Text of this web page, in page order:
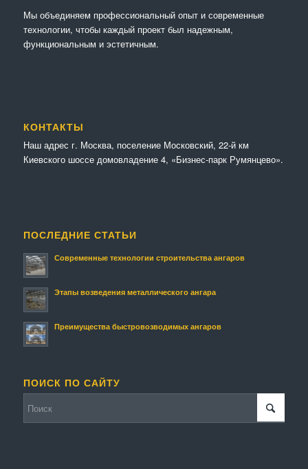
Мы объединяем профессиональный опыт и современные
технологии, чтобы каждый проект был надежным,
функциональным и эстетичным.
КОНТАКТЫ
Наш адрес г. Москва, поселение Московский, 22-й км
Киевского шоссе домовладение 4, «Бизнес-парк Румянцево».
ПОСЛЕДНИЕ СТАТЬИ
Современные технологии строительства ангаров
Этапы возведения металлического ангара
Преимущества быстровозводимых ангаров
ПОИСК ПО САЙТУ